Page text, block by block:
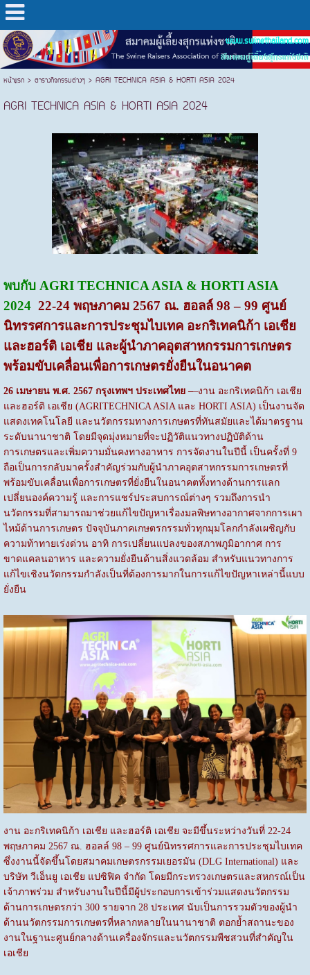
www.swinethailand.com
สมาคมผู้เลี้ยงสุกรแห่งชาติ
หน้าแรก > ตารางกิจกรรมต่างๆ> AGRI TECHNICA ASIA & HORTI ASIA 2024
AGRI TECHNICA ASIA & HORTI ASIA 2024
พบกับ AGRI TECHNICA ASIA & HORTI ASIA
2024 22-24 พฤษภาคม 2567 ณ. ฮอลล์ 98 – 99 ศูนย์
นิทรรศการและการประชุมไบเทค อะกริเทคนิก้า เอเชีย
และฮอร์ติ เอเชีย และผู้นำภาคอุตสาหกรรมการเกษตร
พร้อมขับเคลื่อนเพื่อการเกษตรยั่งยืนในอนาคต
26 เมษายน พ.ศ. 2567 กรุงเทพฯ ประเทศไทย ––งาน อะกริเทคนิก้า เอเชีย
และฮอร์ติ เอเชีย (AGRITECHNICA ASIA และ HORTI ASIA) เป็นงานจัด
แสดงเทคโนโลยี และนวัตกรรมทางการเกษตรที่ทันสมัยและได้มาตรฐาน
ระดับนานาชาติ โดยมีจุดมุ่งหมายที่จะปฏิวัติแนวทางปฏิบัติด้าน
การเกษตรและเพิ่มความมั่นคงทางอาหาร การจัดงานในปีนี้ เป็นครั้งที่ 9
ถือเป็นการกลับมาครั้งสำคัญร่วมกับผู้นำภาคอุตสาหกรรมการเกษตรที่
พร้อมขับเคลื่อนเพื่อการเกษตรที่ยั่งยืนในอนาคตทั้งทางด้านการแลก
เปลี่ยนองค์ความรู้ และการแชร์ประสบการณ์ต่างๆ รวมถึงการนำ
นวัตกรรมที่สามารถมาช่วยแก้ไขปัญหาเรื่องมลพิษทางอากาศจากการเผา
ไหม้ด้านการเกษตร ปัจจุบันภาคเกษตรกรรมทั่วทุกมุมโลกกำลังเผชิญกับ
ความท้าทายเร่งด่วน อาทิ การเปลี่ยนแปลงของสภาพภูมิอากาศ การ
ขาดแคลนอาหาร และความยั่งยืนด้านสิ่งแวดล้อม สำหรับแนวทางการ
แก้ไขเชิงนวัตกรรมกำลังเป็นที่ต้องการมากในการแก้ไขปัญหาเหล่านี้แบบ
ยั่งยืน
งาน อะกริเทคนิก้า เอเชีย และฮอร์ติ เอเชีย จะมีขึ้นระหว่างวันที่ 22-24
พฤษภาคม 2567 ณ. ฮอลล์ 98 – 99 ศูนย์นิทรรศการและการประชุมไบเทค
ซึ่งงานนี้จัดขึ้นโดยสมาคมเกษตรกรรมเยอรมัน (DLG International) และ
บริษัท วีเอ็นยู เอเชีย แปซิฟิค จำกัด โดยมีกระทรวงเกษตรและสหกรณ์เป็น
เจ้าภาพร่วม สำหรับงานในปีนี้มีผู้ประกอบการเข้าร่วมแสดงนวัตกรรม
ด้านการเกษตรกว่า 300 รายจาก 28 ประเทศ นับเป็นการรวมตัวของผู้นำ
ด้านนวัตกรรมการเกษตรที่หลากหลายในนานาชาติ ตอกย้ำสถานะของ
งานในฐานะศูนย์กลางด้านเครื่องจักรและนวัตกรรมพืชสวนที่สำคัญใน
เอเชีย